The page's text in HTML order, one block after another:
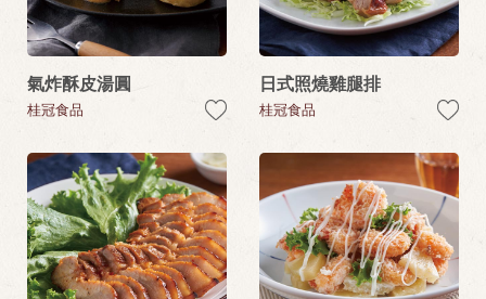
氣炸酥皮湯圓
桂冠食品
日式照燒雞腿排
桂冠食品